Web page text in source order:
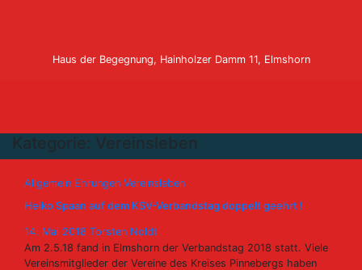
Haus der Begegnung, Hainholzer Damm 11, Elmshorn
Kategorie: Vereinsleben
Allgemein Ehrungen Vereinsleben
Heiko Spaan auf dem KSV-Verbandstag doppelt geehrt !
14. Mai 2018 Torsten Noldt
Am 2.5.18 fand in Elmshorn der Verbandstag 2018 statt. Viele
Vereinsmitglieder der Vereine des Kreises Pinnebergs haben